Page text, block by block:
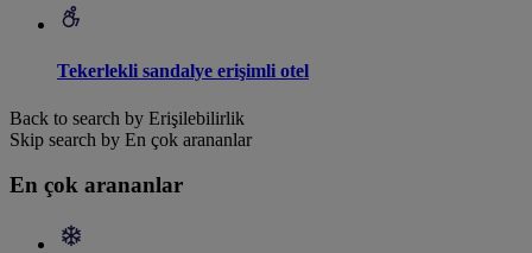
Tekerlekli sandalye erişimli otel
Back to search by Erişilebilirlik
Skip search by En çok arananlar
En çok arananlar